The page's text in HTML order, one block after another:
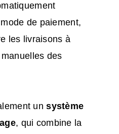
de paiement,
les livraisons à
des
unsystème
, qui combine la